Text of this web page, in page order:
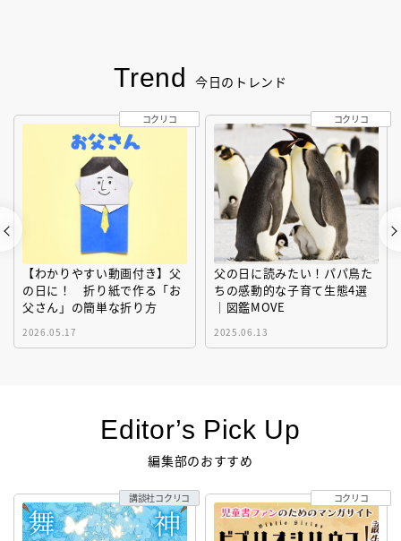
Trend 今日のトレンド
【わかりやすい動画付き】父
の日に！ 折り紙で作る「お
父さん」の簡単な折り方
2026.05.17
コクリコ
父の日に読みたい！パパ鳥た
ちの感動的な子育て生態4選
｜図鑑MOVE
2025.06.13
コクリコ
Editor’s Pick Up
編集部のおすすめ
講談社コクリコ コクリコ